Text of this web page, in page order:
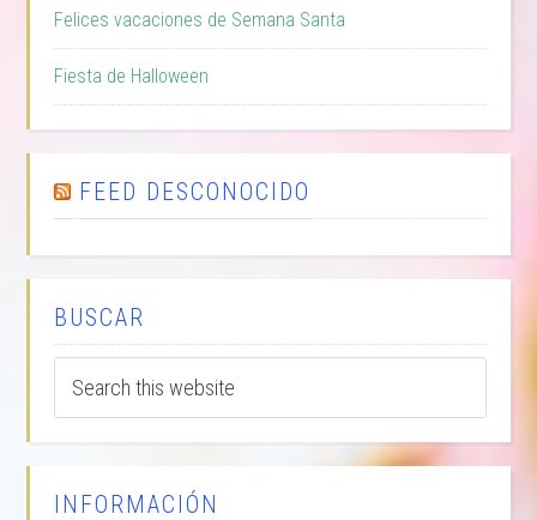
Felices vacaciones de Semana Santa
Fiesta de Halloween
FEED DESCONOCIDO
BUSCAR
INFORMACIÓN